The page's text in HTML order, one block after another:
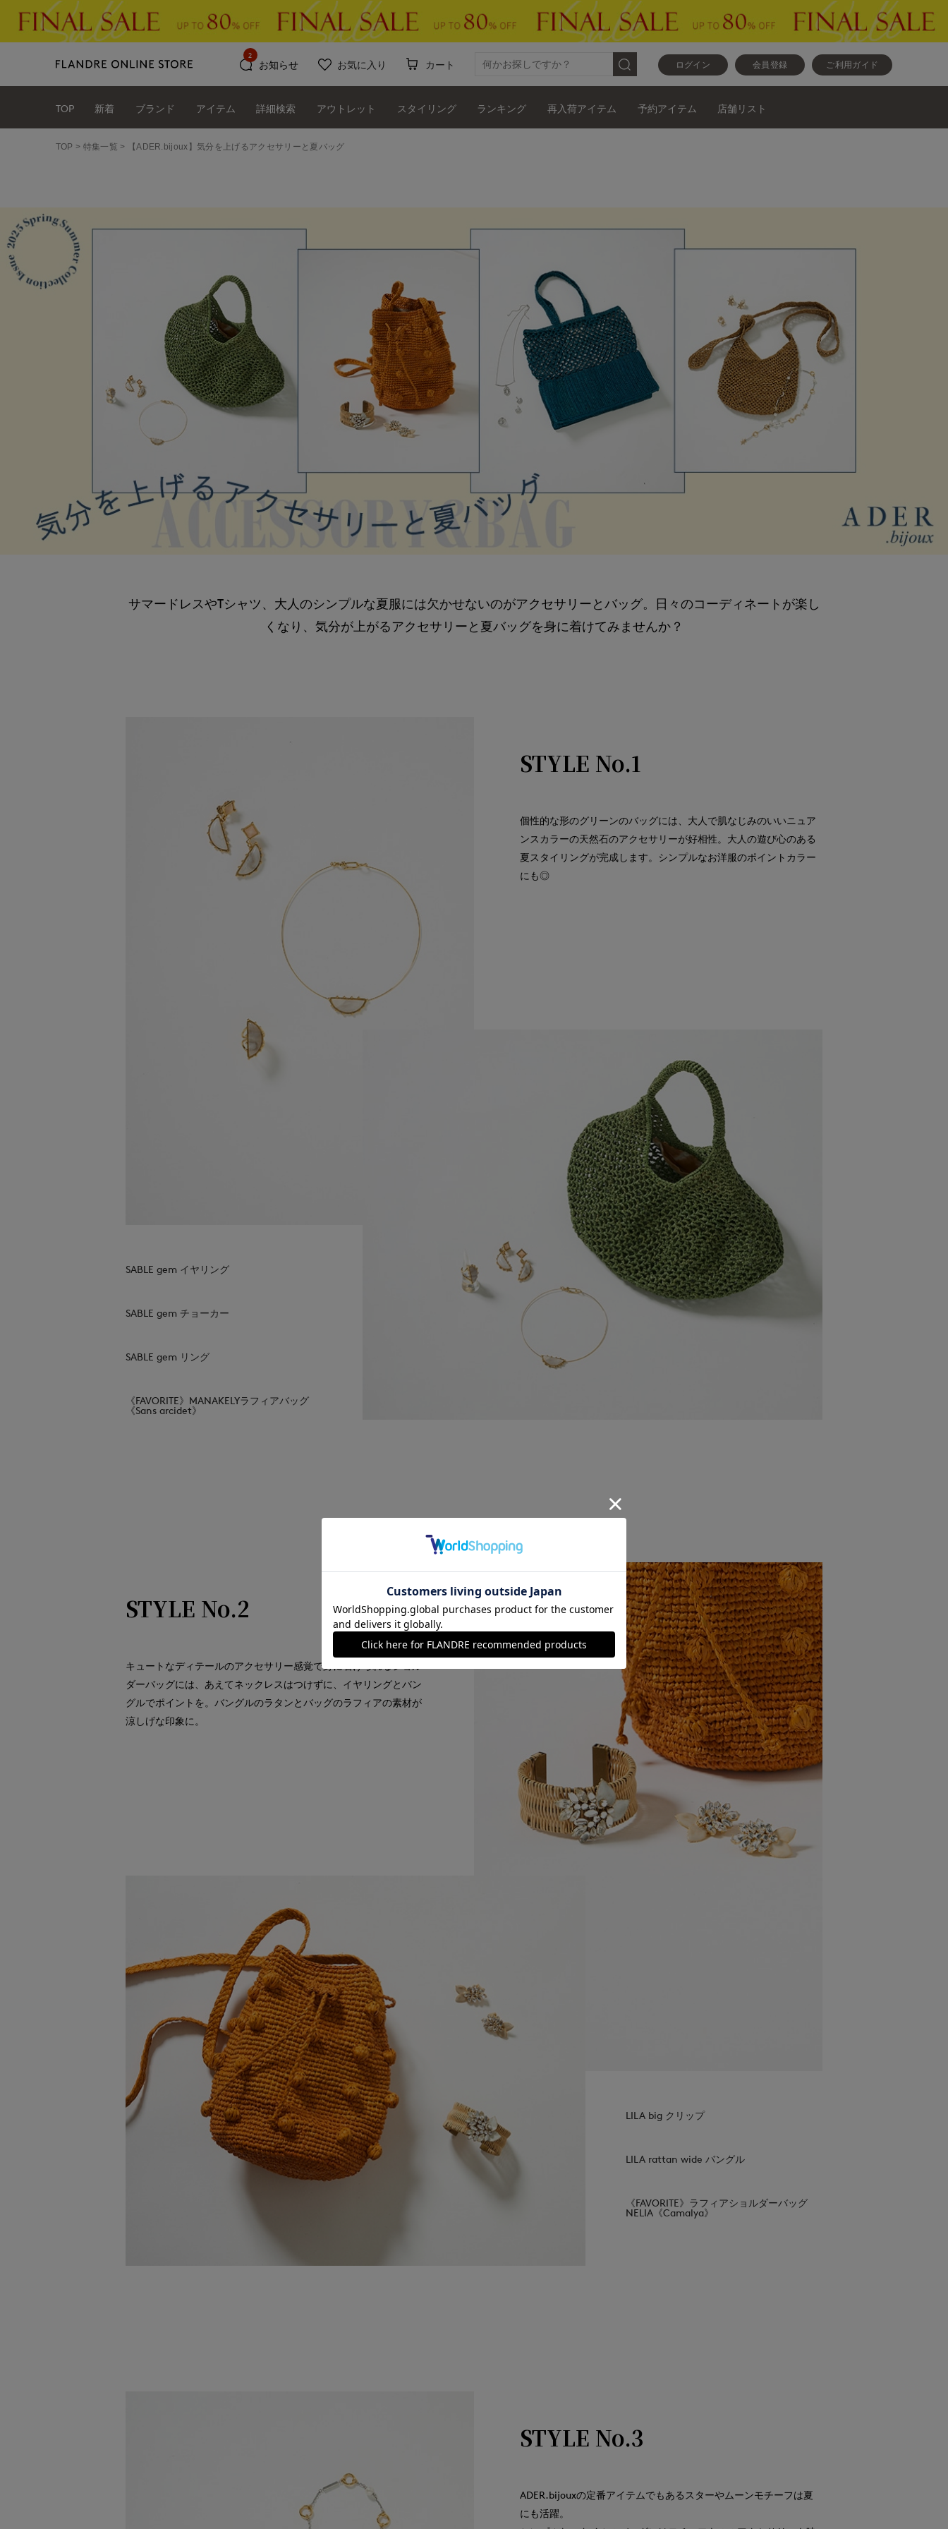
ログイン 会員登録 ご利用ガイド
お知らせ
2
お気に入り カート
TOP 新着 ブランド アイテム 詳細検索 アウトレット スタイリング ランキング 再入荷アイテム 予約アイテム 店舗リスト
TOP 特集一覧 【ADER.bijoux】気分を上げるアクセサリーと夏バッグ
サマードレスやTシャツ、大人のシンプルな夏服には欠かせないのがアクセサリーとバッグ。日々のコーディネートが楽し
くなり、気分が上がるアクセサリーと夏バッグを身に着けてみませんか？
STYLE No.1
個性的な形のグリーンのバッグには、大人で肌なじみのいいニュア
ンスカラーの天然石のアクセサリーが好相性。大人の遊び心のある
夏スタイリングが完成します。シンプルなお洋服のポイントカラー
にも◎
SABLE gem イヤリング
SABLE gem チョーカー
SABLE gem リング
《FAVORITE》MANAKELYラフィアバッグ
《Sans arcidet》
STYLE No.2
キュートなディテールのアクセサリー感覚で身に着けられるショル
ダーバッグには、あえてネックレスはつけずに、イヤリングとバン
グルでポイントを。バングルのラタンとバッグのラフィアの素材が
涼しげな印象に。
LILA big クリップ
LILA rattan wide バングル
《FAVORITE》ラフィアショルダーバッグ
NELIA《Camalya》
STYLE No.3
ADER.bijouxの定番アイテムでもあるスターやムーンモチーフは夏
にも活躍。